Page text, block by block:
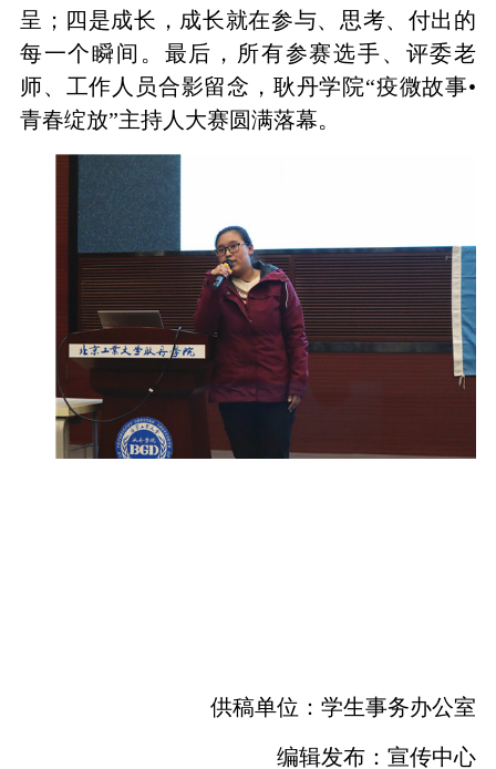
呈；四是成长，成长就在参与、思考、付出的
每一个瞬间。 最后，所有参赛选手、评委老
师、工作人员合影留念，耿丹学院“疫微故事•
青春绽放”主持人大赛圆满落幕。
供稿单位：学生事务办公室
编辑发布：宣传中心